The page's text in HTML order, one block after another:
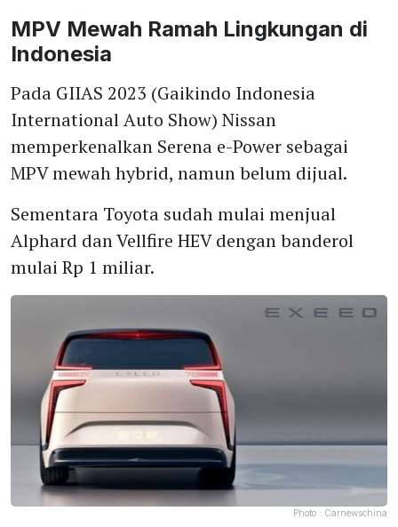
MPV Mewah Ramah Lingkungan di
Indonesia
Pada GIIAS 2023 (Gaikindo Indonesia
International Auto Show) Nissan
memperkenalkan Serena e-Power sebagai
MPV mewah hybrid, namun belum dijual.
Sementara Toyota sudah mulai menjual
Alphard dan Vellfire HEV dengan banderol
mulai Rp 1 miliar.
Photo : Carnewschina